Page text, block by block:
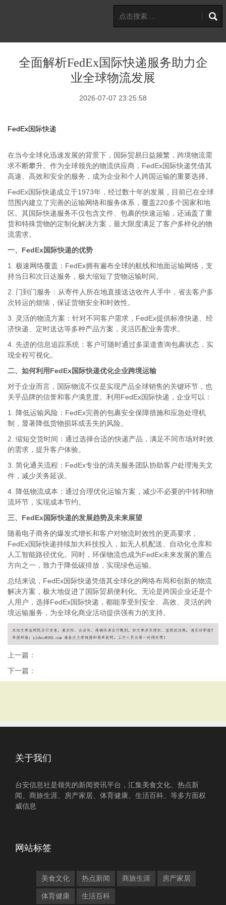
全面解析FedEx国际快递服务助力企
业全球物流发展
2026-07-07 23:25:58
FedEx国际快递
在当今全球化迅速发展的背景下，国际贸易日益频繁，跨境物流需
求不断攀升。作为全球领先的物流供应商，FedEx国际快递凭借其
高速、高效和安全的服务，成为企业和个人跨国运输的重要选择。
FedEx国际快递成立于1973年，经过数十年的发展，目前已在全球
范围内建立了完善的运输网络和服务体系，覆盖220多个国家和地
区。其国际快递服务不仅包含文件、包裹的快速运输，还涵盖了重
货和特殊货物的定制化解决方案，最大限度满足了客户多样化的物
流需求。
一、FedEx国际快递的优势
1. 极速网络覆盖：FedEx拥有遍布全球的航线和地面运输网络，支
持当日和次日达服务，极大缩短了货物运输时间。
2. 门到门服务：从寄件人所在地直接送达收件人手中，省去客户多
次转运的烦恼，保证货物安全和时效性。
3. 灵活的物流方案：针对不同客户需求，FedEx提供标准快递、经
济快递、定时送达等多种产品方案，灵活匹配业务需求。
4. 先进的信息追踪系统：客户可随时通过多渠道查询包裹状态，实
现全程可视化。
二、如何利用FedEx国际快递优化企业跨境运输
对于企业而言，国际物流不仅是实现产品全球销售的关键环节，也
关乎品牌的信誉和客户满意度。利用FedEx国际快递，企业可以：
1. 降低运输风险：FedEx完善的包裹安全保障措施和应急处理机
制，显著降低货物损坏或丢失的风险。
2. 缩短交货时间：通过选择合适的快递产品，满足不同市场对时效
的需求，提升客户体验。
3. 简化通关流程：FedEx专业的清关服务团队协助客户处理海关文
件，减少关务延误。
4. 降低物流成本：通过合理优化运输方案，减少不必要的中转和物
流环节，实现成本节约。
三、FedEx国际快递的发展趋势及未来展望
随着电子商务的爆发式增长和客户对物流时效性的更高要求，
FedEx国际快递持续加大科技投入，如无人机配送、自动化仓库和
人工智能路径优化。同时，环保物流也成为FedEx未来发展的重点
方向之一，致力于降低碳排放，实现绿色运输。
总结来说，FedEx国际快递凭借其全球化的网络布局和创新的物流
解决方案，极大地促进了国际贸易便利化。无论是跨国企业还是个
人用户，选择FedEx国际快递，都能享受到安全、高效、灵活的跨
境运输服务，为全球化商业活动提供强有力的支持。
上一篇：
下一篇：
关于我们
台安信息社是领先的新闻资讯平台，汇集美食文化、热点新
闻、商旅生涯、房产家居、体育健康、生活百科、等多方面权
威信息
网站标签
美食文化 热点新闻 商旅生涯 房产家居
体育健康 生活百科